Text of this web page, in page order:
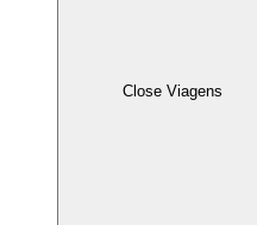
Close Viagens